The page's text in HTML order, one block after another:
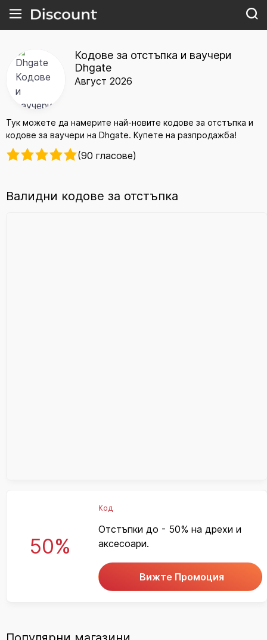
Кодове за отстъпка и ваучери
Dhgate
Август 2026
Тук можете да намерите най-новите кодове за отстъпка и
кодове за ваучери на Dhgate. Купете на разпродажба!
(90 гласове)
Валидни кодове за отстъпка
50%
Код
Отстъпки до - 50% на дрехи и
аксесоари.
Вижте Промоция